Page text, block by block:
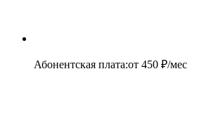
Абонентская плата:от 450 ₽/мес